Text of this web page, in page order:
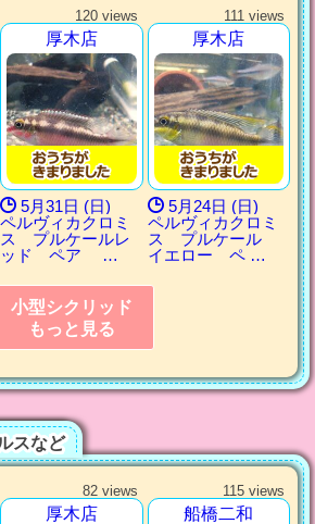
120 views
厚木店
5月31日 (日)
ペルヴィカクロミ
ス プルケールレ
ッド ペア …
111 views
厚木店
5月24日 (日)
ペルヴィカクロミ
ス プルケール
イエロー ペ …
小型シクリッド
もっと見る
スなど
82 views
厚木店
115 views
船橋二和